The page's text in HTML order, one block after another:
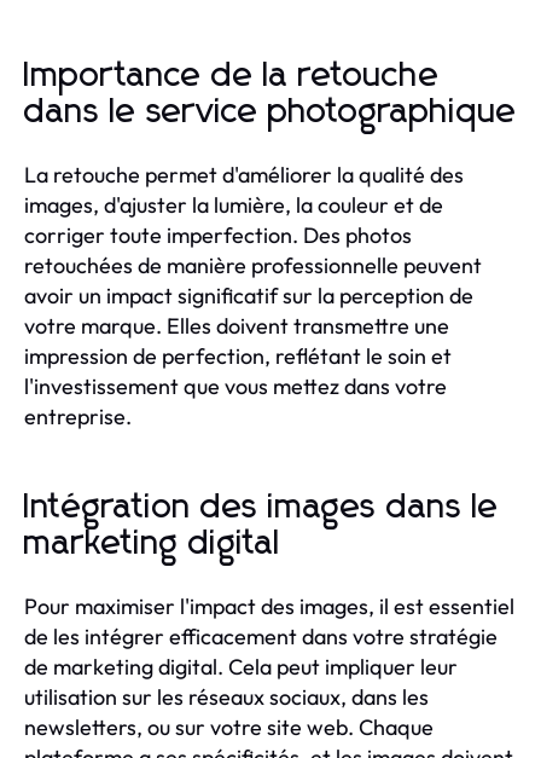
Importance de la retouche
dans le service photographique
La retouche permet d'améliorer la qualité des
images, d'ajuster la lumière, la couleur et de
corriger toute imperfection. Des photos
retouchées de manière professionnelle peuvent
avoir un impact significatif sur la perception de
votre marque. Elles doivent transmettre une
impression de perfection, reflétant le soin et
l'investissement que vous mettez dans votre
entreprise.
Intégration des images dans le
marketing digital
Pour maximiser l'impact des images, il est essentiel
de les intégrer efficacement dans votre stratégie
de marketing digital. Cela peut impliquer leur
utilisation sur les réseaux sociaux, dans les
newsletters, ou sur votre site web. Chaque